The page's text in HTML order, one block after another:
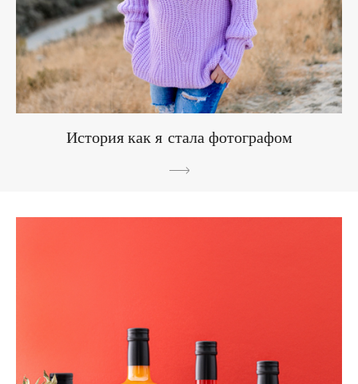
История как я стала фотографом